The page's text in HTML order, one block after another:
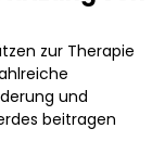
zur Therapie
und
beitragen